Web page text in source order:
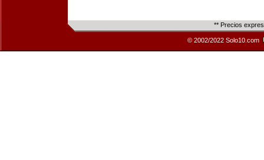
** Precios
© 2002/2022 Solo10.com